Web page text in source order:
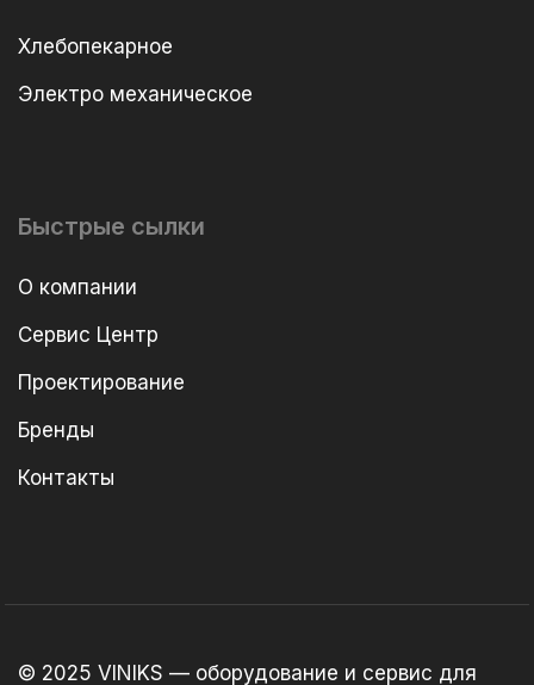
Хлебопекарное
Электро механическое
Быстрые сылки
О компании
Сервис Центр
Проектирование
Бренды
Контакты
© 2025 VINIKS — оборудование и сервис для